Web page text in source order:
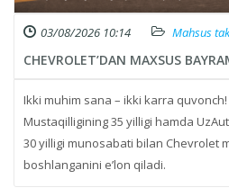
03/08/2026 10:14 Mahsus
CHEVROLET’DAN MAXSUS
Ikki muhim sana – ikki karra
Mustaqilligining 35 yilligi hamda
30 yilligi munosabati bilan Chevrolet
boshlanganini e’lon qiladi.